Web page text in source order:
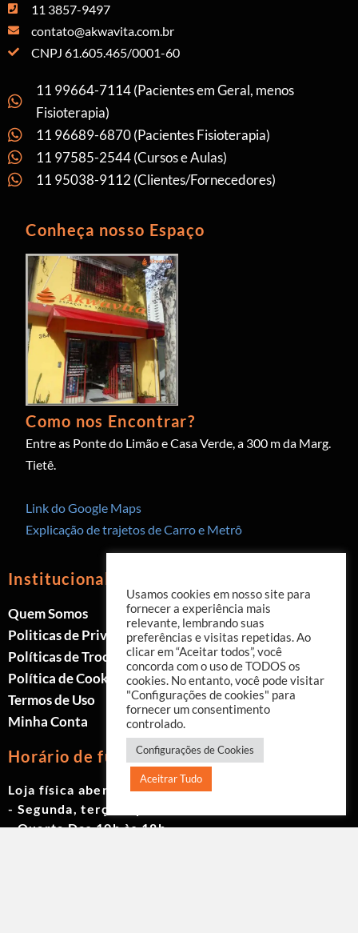
11 3857-9497
contato@akwavita.com.br
CNPJ 61.605.465/0001-60
11 99664-7114 (Pacientes em Geral, menos
Fisioterapia)
11 96689-6870 (Pacientes Fisioterapia)
11 97585-2544 (Cursos e Aulas)
11 95038-9112 (Clientes/Fornecedores)
Conheça nosso Espaço
Como nos Encontrar?
Entre as Ponte do Limão e Casa Verde, a 300 m da Marg.
Tietê.
Link do Google Maps
Explicação de trajetos de Carro e Metrô
Institucional
Quem Somos
Politicas de Privacidade
Políticas de Trocas e Devoluções
Política de Cookies
Termos de Uso
Minha Conta
Horário de funcionamento
Loja física aberta de Segunda à Sábado.
- Segunda, terça e quinta das 9h às 19h
- Quarta Das 10h às 18h
Usamos cookies em nosso site para
fornecer a experiência mais
relevante, lembrando suas
preferências e visitas repetidas. Ao
clicar em “Aceitar todos”, você
concorda com o uso de TODOS os
cookies. No entanto, você pode visitar
"Configurações de cookies" para
fornecer um consentimento
controlado.
Configurações de Cookies
Aceitrar Tudo